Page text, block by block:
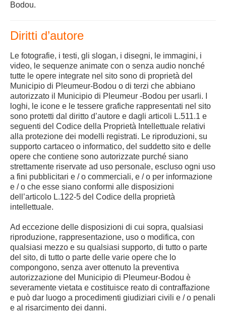
Bodou.
Diritti d’autore
Le fotografie, i testi, gli slogan, i disegni, le immagini, i
video, le sequenze animate con o senza audio nonché
tutte le opere integrate nel sito sono di proprietà del
Municipio di Pleumeur-Bodou o di terzi che abbiano
autorizzato il Municipio di Pleumeur -Bodou per usarli. I
loghi, le icone e le tessere grafiche rappresentati nel sito
sono protetti dal diritto d’autore e dagli articoli L.511.1 e
seguenti del Codice della Proprietà Intellettuale relativi
alla protezione dei modelli registrati. Le riproduzioni, su
supporto cartaceo o informatico, del suddetto sito e delle
opere che contiene sono autorizzate purché siano
strettamente riservate ad uso personale, escluso ogni uso
a fini pubblicitari e / o commerciali, e / o per informazione
e / o che esse siano conformi alle disposizioni
dell’articolo L.122-5 del Codice della proprietà
intellettuale.
Ad eccezione delle disposizioni di cui sopra, qualsiasi
riproduzione, rappresentazione, uso o modifica, con
qualsiasi mezzo e su qualsiasi supporto, di tutto o parte
del sito, di tutto o parte delle varie opere che lo
compongono, senza aver ottenuto la preventiva
autorizzazione del Municipio di Pleumeur-Bodou è
severamente vietata e costituisce reato di contraffazione
e può dar luogo a procedimenti giudiziari civili e / o penali
e al risarcimento dei danni.